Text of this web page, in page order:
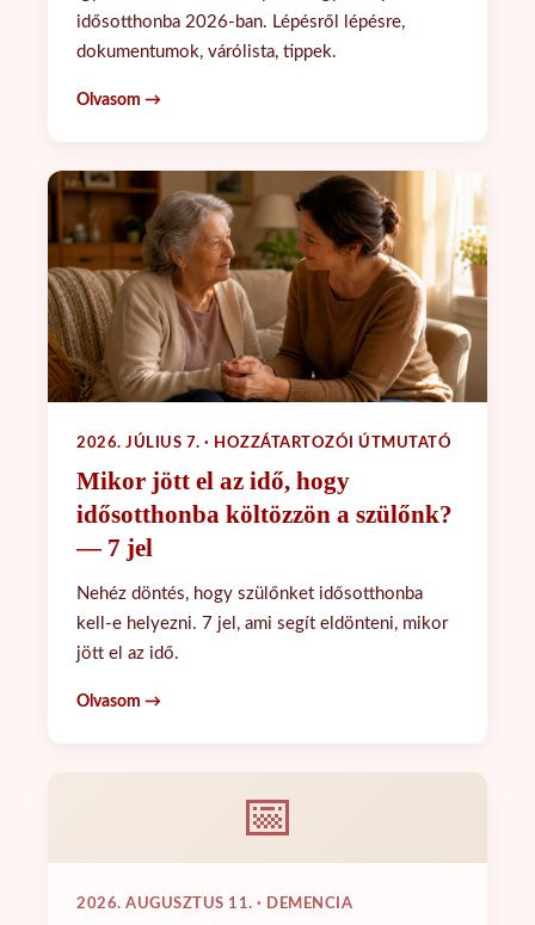
idősotthonba 2026-ban. Lépésről lépésre,
dokumentumok, várólista, tippek.
Olvasom →
2026. JÚLIUS 7. · HOZZÁTARTOZÓI ÚTMUTATÓ
Mikor jött el az idő, hogy
idősotthonba költözzön a szülőnk?
— 7 jel
Nehéz döntés, hogy szülőnket idősotthonba
kell-e helyezni. 7 jel, ami segít eldönteni, mikor
jött el az idő.
Olvasom →
📅
2026. AUGUSZTUS 11. · DEMENCIA